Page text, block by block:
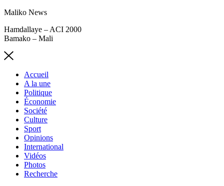
Maliko News
Hamdallaye – ACI 2000
Bamako – Mali
Accueil
A la une
Politique
Économie
Société
Culture
Sport
Opinions
International
Vidéos
Photos
Recherche